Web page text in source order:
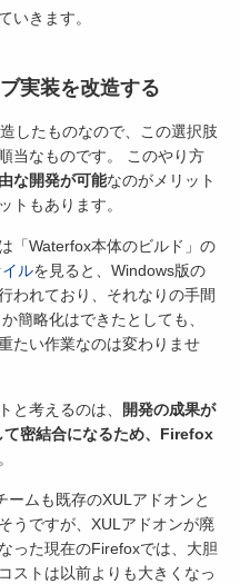
いきます。
実装を改造する
したものなので、この選択肢
当なものです。 このやり方
な開発が可能なのがメリット
トもあります。
「Waterfox本体のビルド」の
ルを見ると、Windows版の
われており、それなりの手間
簡略化はできたとしても、
たい作業なのは変わりませ
と考えるのは、 開発の成果が
密結合になるため、Firefox
ムも既存のXULアドオンと
うですが、XULアドオンが廃
った現在のFirefoxでは、大胆
ストは以前よりも大きくなっ